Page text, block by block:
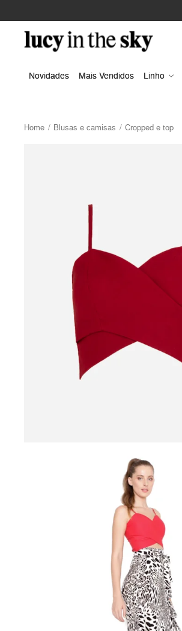
Novidades Mais Vendidos Linho
Home Blusas e camisas Cropped e top